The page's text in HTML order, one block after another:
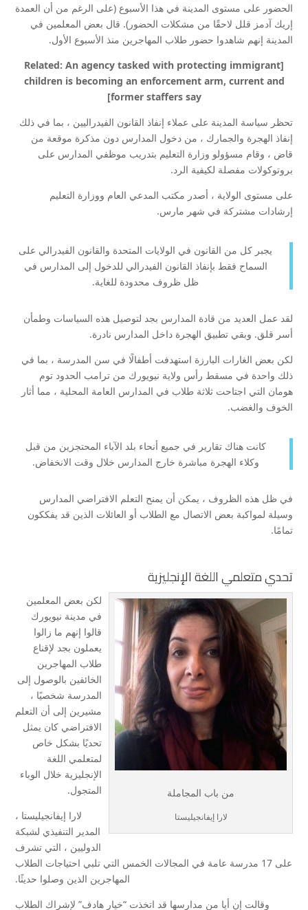
الحضور على مستوى المدينة في هذا الأسبوع (على الرغم من أن العمدة
إريك آدمز قلل لاحقًا من مشكلات الحضور). قال بعض المعلمين في
المدينة إنهم شاهدوا حضور طلاب المهاجرين منذ الأسبوع الأول.
[Related: An agency tasked with protecting immigrant
children is becoming an enforcement arm, current and
former staffers say]
تحظر سياسة المدينة على عملاء إنفاذ القانون الفيدراليين ، بما في ذلك
إنفاذ الهجرة والجمارك ، من دخول المدارس دون مذكرة موقعة من
قاض ، وقام مسؤولو وزارة التعليم بتدريب موظفي المدارس على
بروتوكولات مفصلة لكيفية الرد.
على مستوى الولاية ، أصدر مكتب المدعي العام ووزارة التعليم
إرشادات مشتركة في شهر مارس.
يجبر كل من القانون في الولايات المتحدة والقانون الفيدرالي على
السماح فقط بإنفاذ القانون الفيدرالي للدخول إلى المدارس في
ظل ظروف محدودة للغاية.
لقد عمل العديد من قادة المدارس بجد لتوصيل هذه السياسات وطمأن
أسر قلق. وبقي تطبيق الهجرة داخل المدارس نادرة.
لكن بعض الغارات البارزة استهدفت أطفالًا في سن المدرسة ، بما في
ذلك واحدة في مسقط رأس ولاية نيويورك من ترامب الحدود توم
هومان التي اجتاحت ثلاثة طلاب في المدارس العامة المحلية ، مما أثار
الخوف والغضب.
كانت هناك تقارير في جميع أنحاء بلد الآباء المحتجزين من قبل
وكلاء الهجرة مباشرة خارج المدارس خلال وقت الانخفاض.
في ظل هذه الظروف ، يمكن أن يمنح التعلم الافتراضي المدارس
وسيلة لمواكبة بعض الاتصال مع الطلاب أو العائلات الذين قد يفككون
تمامًا.
تحدي متعلمي اللغة الإنجليزية
من باب المجاملة
لارا إيفانجيليستا
لكن بعض المعلمين
في مدينة نيويورك
قالوا إنهم ما زالوا
يعملون بجد لإقناع
طلاب المهاجرين
الخائفين بالوصول إلى
المدرسة شخصيًا ،
مشيرين إلى أن التعلم
الافتراضي كان يمثل
تحديًا بشكل خاص
لمتعلمي اللغة
الإنجليزية خلال الوباء
المتجول.
لارا إيفانجيليستا ،
المدير التنفيذي لشبكة
الدوليين ، التي تشرف
على 17 مدرسة عامة في المجالات الخمس التي تلبي احتياجات الطلاب
المهاجرين الذين وصلوا حديثًا.
وقالت إن أيا من مدارسها قد اتخذت “خيار هادف” لإشراك الطلاب